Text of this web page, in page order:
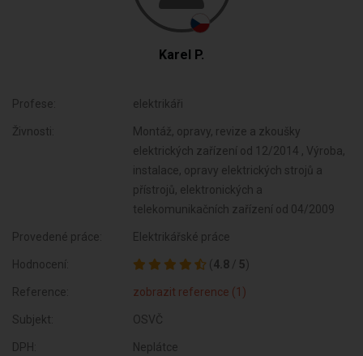
Karel P.
Profese: elektrikáři
Živnosti:
Montáž, opravy, revize a zkoušky
elektrických zařízení od 12/2014 , Výroba,
instalace, opravy elektrických strojů a
přístrojů, elektronických a
telekomunikačních zařízení od 04/2009
Provedené práce: Elektrikářské práce
Hodnocení: ( 4.8 / 5)
Reference: zobrazit reference (1)
Subjekt: OSVČ
DPH: Neplátce